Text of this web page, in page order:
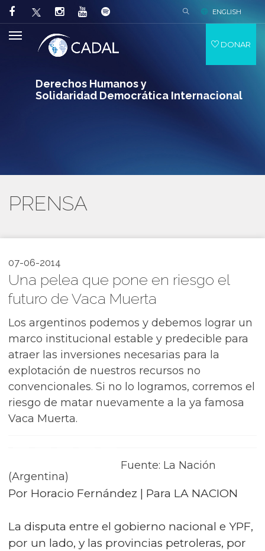
Derechos Humanos y
Solidaridad Democrática Internacional
ENGLISH
DONAR
PRENSA
07-06-2014
Una pelea que pone en riesgo el
futuro de Vaca Muerta
Los argentinos podemos y debemos lograr un
marco institucional estable y predecible para
atraer las inversiones necesarias para la
explotación de nuestros recursos no
convencionales. Si no lo logramos, corremos el
riesgo de matar nuevamente a la ya famosa
Vaca Muerta.
Fuente: La Nación
(Argentina)
Por Horacio Fernández | Para LA NACION
La disputa entre el gobierno nacional e YPF,
por un lado, y las provincias petroleras, por